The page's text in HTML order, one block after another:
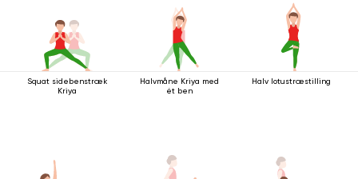
Squat sidebenstræk
Kriya
Halvmåne Kriya med
ét ben
Halv lotustræstilling